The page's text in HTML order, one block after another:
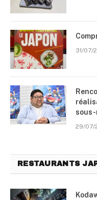
31/07/
29/07/
RESTAURANTS